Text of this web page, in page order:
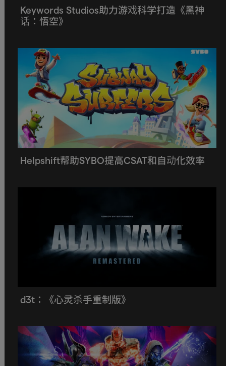
Keywords Studios助力游戏科学打造《黑神
话：悟空》
Helpshift帮助SYBO提高CSAT和自动化效率
d3t：《心灵杀手重制版》